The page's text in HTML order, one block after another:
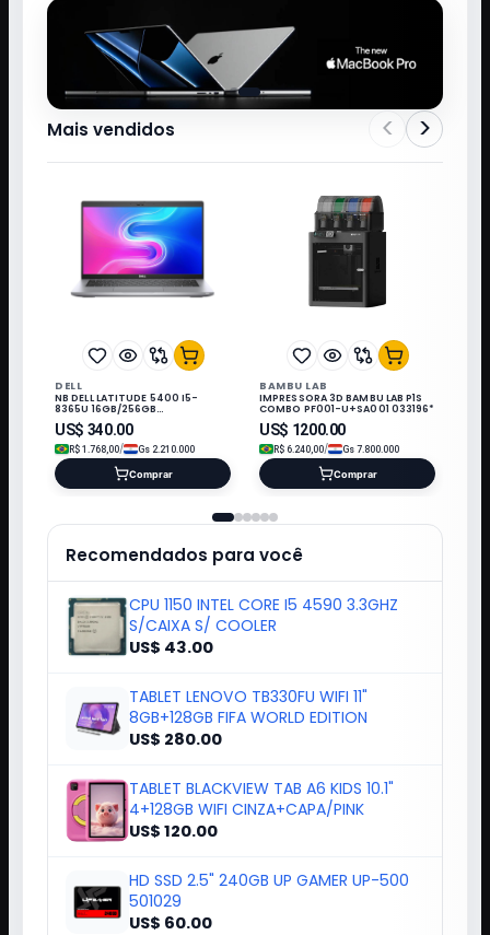
Mais vendidos < >
DELL
NB DELL LATITUDE 5400 I5-
8365U 16GB/256GB
M.2/14"/W11/REFURB
US$ 340.00
R$ 1.768,00/ Gs 2.210.000
Comprar
BAMBU LAB
IMPRESSORA 3D BAMBU LAB P1S
COMBO PF001-U+SA001 033196*
US$ 1200.00
R$ 6.240,00/ Gs 7.800.000
Comprar
Recomendados para você
CPU 1150 INTEL CORE I5 4590 3.3GHZ
S/CAIXA S/ COOLER
US$ 43.00
TABLET LENOVO TB330FU WIFI 11"
8GB+128GB FIFA WORLD EDITION
US$ 280.00
TABLET BLACKVIEW TAB A6 KIDS 10.1"
4+128GB WIFI CINZA+CAPA/PINK
US$ 120.00
HD SSD 2.5" 240GB UP GAMER UP-500
501029
US$ 60.00